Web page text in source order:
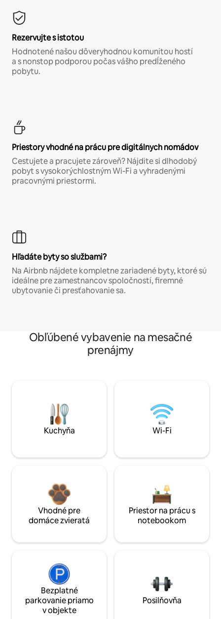
Rezervujte s istotou
Hodnotené našou dôveryhodnou komunitou hostí
a s nonstop podporou počas vášho predĺženého
pobytu.
Priestory vhodné na prácu pre digitálnych nomádov
Cestujete a pracujete zároveň? Nájdite si dlhodobý
pobyt s vysokorýchlostným Wi-Fi a vyhradenými
pracovnými priestormi.
Hľadáte byty so službami?
Na Airbnb nájdete kompletne zariadené byty, ktoré sú
ideálne pre zamestnancov spoločností, firemné
ubytovanie či presťahovanie sa.
Obľúbené vybavenie na mesačné
prenájmy
Kuchyňa Wi-Fi
Vhodné pre
domáce zvieratá
Priestor na prácu s
notebookom
Bezplatné
parkovanie priamo
v objekte
Posilňovňa